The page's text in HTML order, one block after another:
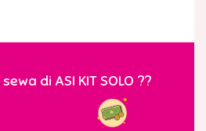
di ASI KIT SOLO ??